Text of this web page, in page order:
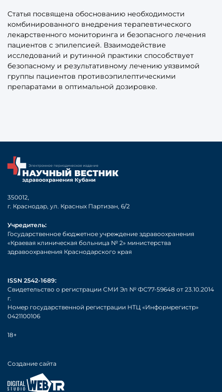
Статья посвящена обоснованию необходимости
комбинированного внедрения терапевтического
лекарственного мониторинга и безопасного лечения
пациентов с эпилепсией. Взаимодействие
исследований и рутинной практики способствует
безопасному и результативному лечению уязвимой
группы пациентов противоэпилептическими
препаратами в оптимальной дозировке.
350012,
г. Краснодар, ул. Красных Партизан, 6/2
Учредитель:
Государственное бюджетное учреждение здравоохранения
«Краевая клиническая больница № 2» министерства
здравоохранения Краснодарского края
ISSN 2542-1689:
Свидетельство о регистрации СМИ Эл № ФС77-59648 от 23.10.2014
г.
Номер государственной регистрации НТЦ «Информрегистр»
0421100106
18+
Создание сайта